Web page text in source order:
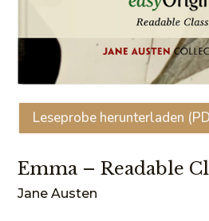
Leseprobe herunterladen
Emma – Readable
Jane Austen